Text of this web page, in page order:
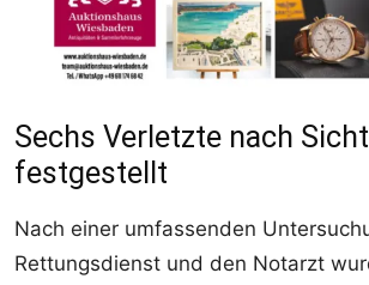
Sechs Verletzte nach
festgestellt
Nach einer umfassenden
Rettungsdienst und den Notarzt